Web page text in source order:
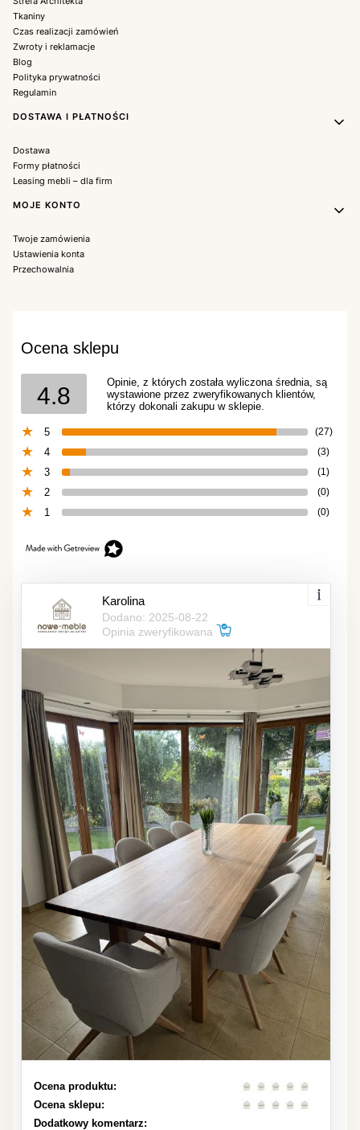
Tkaniny
Czas realizacji zamówień
Zwroty i reklamacje
Blog
Polityka prywatności
Regulamin
DOSTAWA I PŁATNOŚCI
Dostawa
Formy płatności
Leasing mebli – dla firm
MOJE KONTO
Twoje zamówienia
Ustawienia konta
Przechowalnia
Ocena sklepu
4.8
Opinie, z których została wyliczona średnia, są
wystawione przez zweryfikowanych klientów,
którzy dokonali zakupu w sklepie.
5 (27)
4 (3)
3 (1)
2 (0)
1 (0)
Karolina
Dodano: 2025-08-22
Opinia zweryfikowana
Ocena produktu:
Ocena sklepu:
Dodatkowy komentarz: